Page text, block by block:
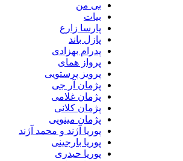
پارسا زارع
پازل باند
پدرام بهزادی
پرواز همای
پرویز پرستویی
پژمان آر جی
پژمان غلامی
پژمان کلانی
پژمان مینویی
پوریا آژند و محمد آژند
پوریا بارجینی
پوریا حیدری